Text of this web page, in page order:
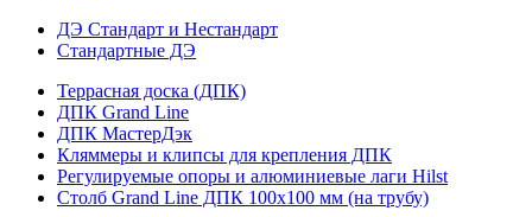
ДЭ Стандарт и Нестандарт
Стандартные ДЭ
Террасная доска (ДПК)
ДПК Grand Line
ДПК МастерДэк
Кляммеры и клипсы для крепления ДПК
Регулируемые опоры и алюминиевые лаги Hilst
Столб Grand Line ДПК 100х100 мм (на трубу)